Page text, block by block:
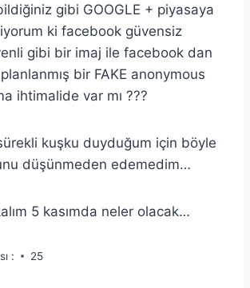
gibi GOOGLE + piyasaya
ki facebook güvensiz
gibi bir imaj ile facebook dan
bir FAKE anonymous
ihtimalide var mı ???
kuşku duyduğum için böyle
düşünmeden edemedim…
5 kasımda neler olacak…
: 25